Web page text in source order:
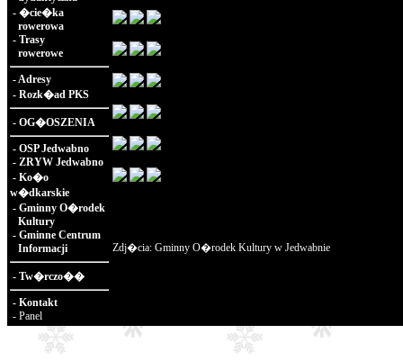
- �cie�ka
rowerowa
- Trasy
rowerowe
-Adresy
- Rozk�ad PKS
- OG�OSZENIA
- OSP Jedwabno
- ZRYW Jedwabno
- Ko�o
w�dkarskie
- Gminny O�rodek
Kultury
- Gminne Centrum
Informacji
- Tw�rczo��
- Kontakt
- Panel
Zdj�cia: Gminny O�rodek Kultury w Jedwabnie